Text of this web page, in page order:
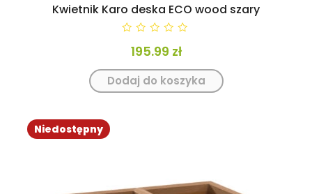
Kwietnik Karo deska ECO wood szary
195.99 zł
Dodaj do koszyka
Niedostępny